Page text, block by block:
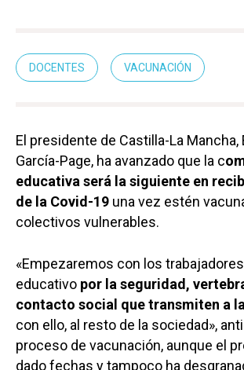
DOCENTES VACUNACIÓN
El presidente de Castilla-La Mancha,
García-Page, ha avanzado que la c
educativa será la siguiente en
de la Covid-19 una vez estén
colectivos vulnerables.
«Empezaremos con los
educativo por la seguridad,
contacto social que transmiten a
con ello, al resto de la sociedad»,
proceso de vacunación, aunque el
dado fechas y tampoco ha